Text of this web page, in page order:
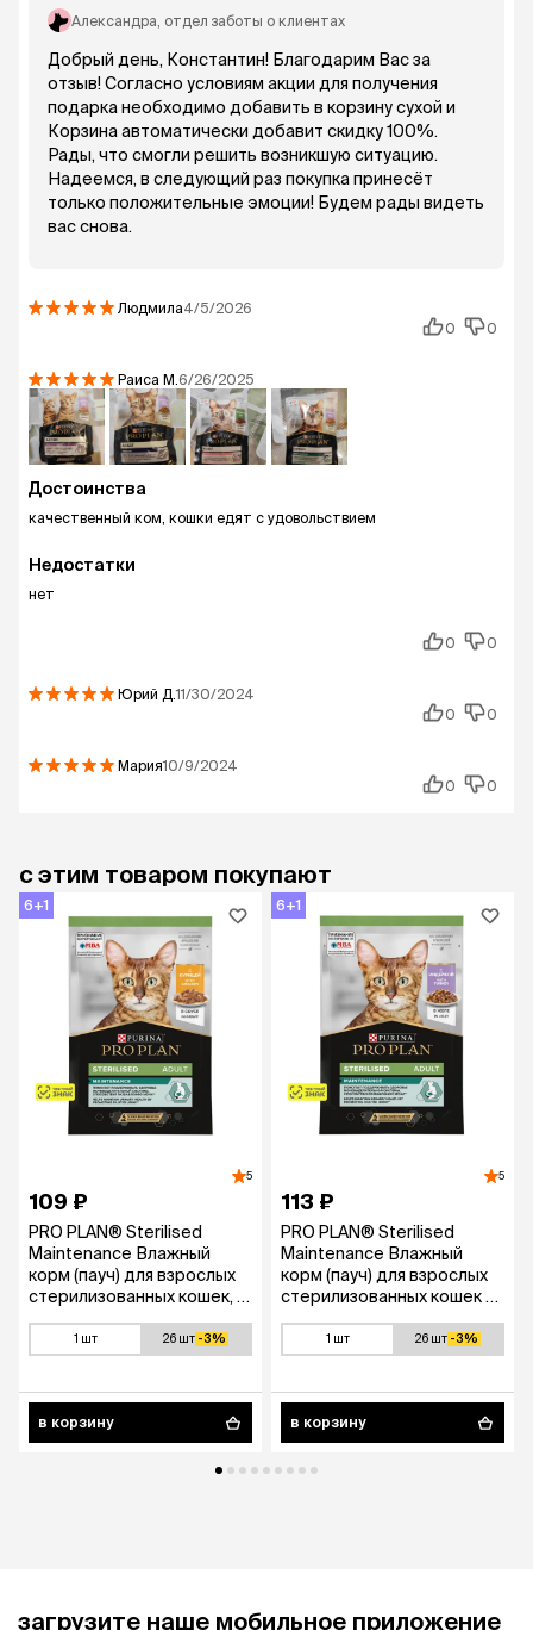
Александра , отдел заботы о клиентах
Добрый день, Константин! Благодарим Вас за
отзыв! Согласно условиям акции для получения
подарка необходимо добавить в корзину сухой и
Корзина автоматически добавит скидку 100%.
Рады, что смогли решить возникшую ситуацию.
Надеемся, в следующий раз покупка принесёт
только положительные эмоции! Будем рады видеть
вас снова.
Людмила4/5/2026
0
0
Раиса М. 6/26/2025
Достоинства
качественный ком, кошки едят с удовольствием
Недостатки
нет
0 0
Юрий Д.11/30/2024
0
0
Мария10/9/2024
0
0
с этим товаром покупают
6+1
5
109 ₽
PRO PLAN® Sterilised
Maintenance Влажный
корм (пауч) для взрослых
стерилизованных кошек, с
1 шт 26 шт -3%
в корзину
6+1
5
113 ₽
PRO PLAN® Sterilised
Maintenance Влажный
корм (пауч) для взрослых
стерилизованных кошек и
индейкой в желе, 85 гр.
1 шт 26 шт -3%
в корзину
загрузите наше мобильное приложение